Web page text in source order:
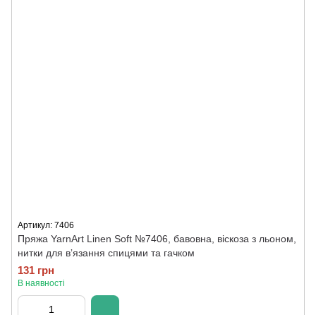
Артикул: 7406
Пряжа YarnArt Linen Soft №7406, бавовна, віскоза з льоном,
нитки для вʼязання спицями та гачком
131 грн
В наявності